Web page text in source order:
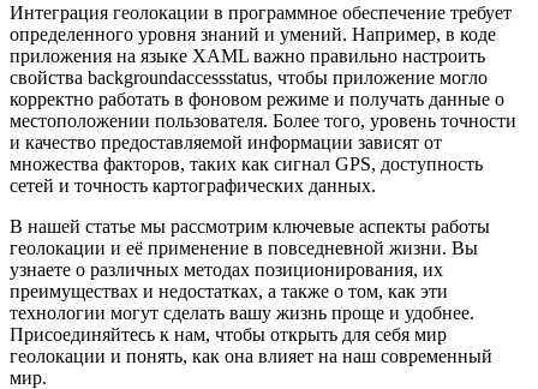
Интеграция геолокации в программное обеспечение требует
определенного уровня знаний и умений. Например, в коде
приложения на языке XAML важно правильно настроить
свойства backgroundaccessstatus, чтобы приложение могло
корректно работать в фоновом режиме и получать данные о
местоположении пользователя. Более того, уровень точности
и качество предоставляемой информации зависят от
множества факторов, таких как сигнал GPS, доступность
сетей и точность картографических данных.
В нашей статье мы рассмотрим ключевые аспекты работы
геолокации и её применение в повседневной жизни. Вы
узнаете о различных методах позиционирования, их
преимуществах и недостатках, а также о том, как эти
технологии могут сделать вашу жизнь проще и удобнее.
Присоединяйтесь к нам, чтобы открыть для себя мир
геолокации и понять, как она влияет на наш современный
мир.